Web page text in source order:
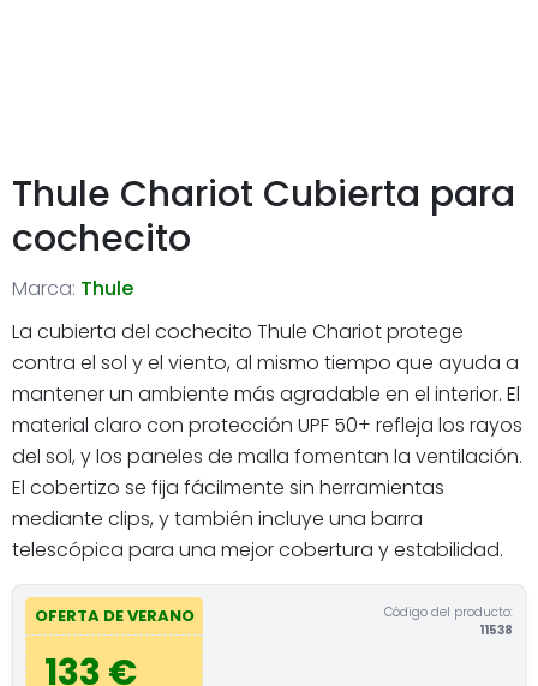
Thule Chariot Cubierta para
cochecito
Marca: Thule
La cubierta del cochecito Thule Chariot protege
contra el sol y el viento, al mismo tiempo que ayuda a
mantener un ambiente más agradable en el interior. El
material claro con protección UPF 50+ refleja los rayos
del sol, y los paneles de malla fomentan la ventilación.
El cobertizo se fija fácilmente sin herramientas
mediante clips, y también incluye una barra
telescópica para una mejor cobertura y estabilidad.
OFERTA DE VERANO
133 €
Código del producto:
11538